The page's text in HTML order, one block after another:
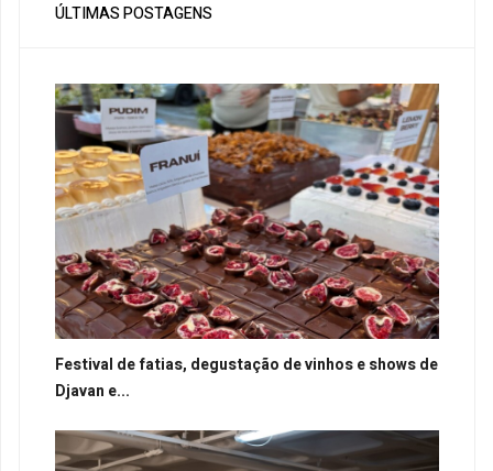
ÚLTIMAS POSTAGENS
Festival de fatias, degustação de vinhos e shows de
Djavan e...